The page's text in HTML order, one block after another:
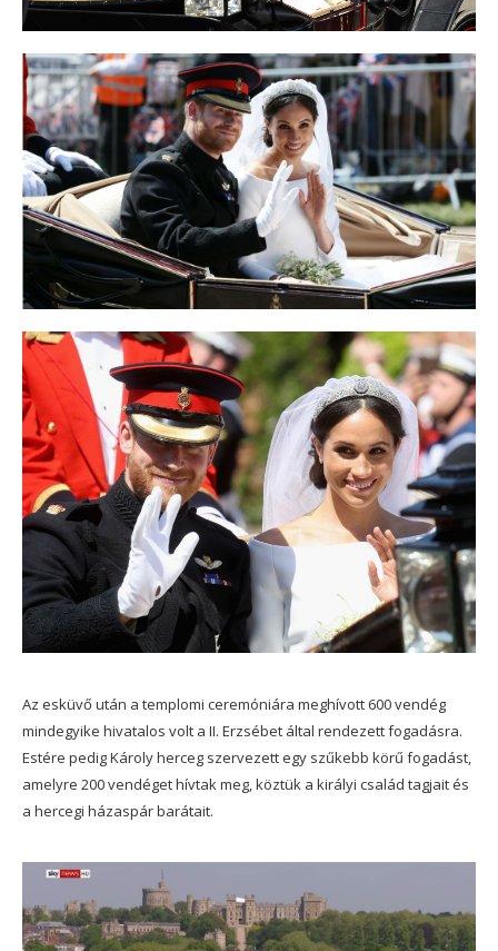
Az esküvő után a templomi ceremóniára meghívott 600 vendég
mindegyike hivatalos volt a II. Erzsébet által rendezett fogadásra.
Estére pedig Károly herceg szervezett egy szűkebb körű fogadást,
amelyre 200 vendéget hívtak meg, köztük a királyi család tagjait és
a hercegi házaspár barátait.